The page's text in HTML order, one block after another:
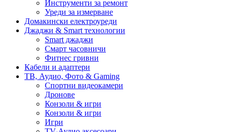
Инструменти за ремонт
Уреди за измерване
Домакински електроуреди
Джаджи & Smart технологии
Smart джаджи
Смарт часовничи
Фитнес гривни
Кабели и адаптери
ТВ, Аудио, Фото & Gaming
Спортни видеокамери
Дронове
Конзоли & игри
Конзоли & игри
Игри